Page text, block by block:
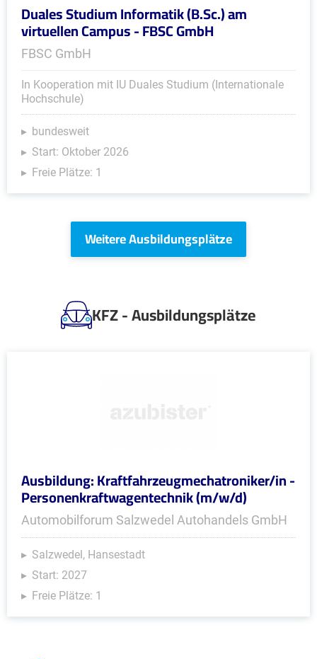
Duales Studium Informatik (B.Sc.) am
virtuellen Campus - FBSC GmbH
FBSC GmbH
In Kooperation mit IU Duales Studium (Internationale
Hochschule)
bundesweit
Start: Oktober 2026
Freie Plätze: 1
Weitere Ausbildungsplätze
KFZ - Ausbildungsplätze
Ausbildung: Kraftfahrzeugmechatroniker/in -
Personenkraftwagentechnik (m/w/d)
Automobilforum Salzwedel Autohandels GmbH
Salzwedel, Hansestadt
Start: 2027
Freie Plätze: 1